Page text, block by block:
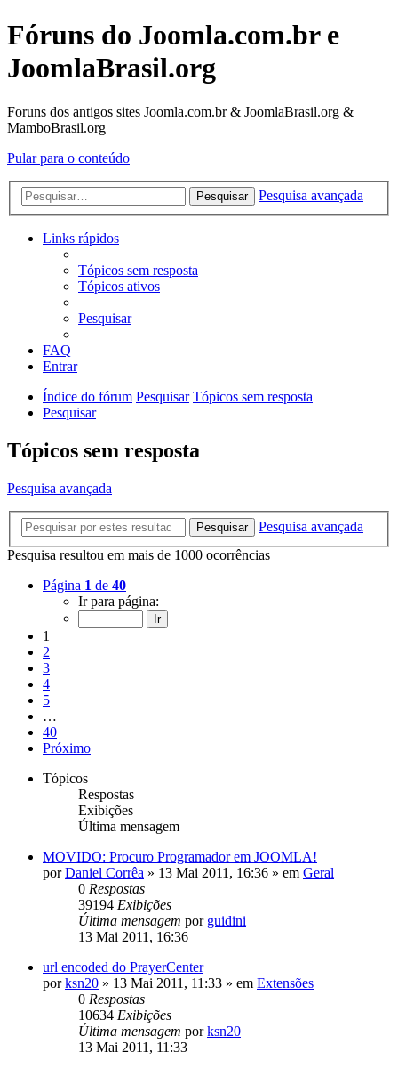
Fóruns do Joomla.com.br e
JoomlaBrasil.org
Foruns dos antigos sites Joomla.com.br & JoomlaBrasil.org &
MamboBrasil.org
Pular para o conteúdo
Pesquisar Pesquisa avançada
Links rápidos
Tópicos sem resposta
Tópicos ativos
Pesquisar
FAQ
Entrar
Índice do fórum Pesquisar Tópicos sem resposta
Pesquisar
Tópicos sem resposta
Pesquisa avançada
Pesquisar
Pesquisa avançada
Pesquisa resultou em mais de 1000 ocorrências
Página 1 de 40
Ir para página:
1
2
3
4
5
…
40
Próximo
Tópicos
Respostas
Exibições
Última mensagem
MOVIDO: Procuro Programador em JOOMLA!
porDaniel Corrêa » 13 Mai 2011, 16:36 » em Geral
0 Respostas
39194 Exibições
Última mensagem por guidini
13 Mai 2011, 16:36
url encoded do PrayerCenter
porksn20 » 13 Mai 2011, 11:33 » em Extensões
0 Respostas
10634 Exibições
Última mensagem porksn20
13 Mai 2011, 11:33